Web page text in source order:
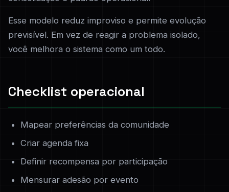
Esse modelo reduz improviso e permite evolução
previsível. Em vez de reagir a problema isolado,
você melhora o sistema como um todo.
Checklist operacional
Mapear preferências da comunidade
Criar agenda fixa
Definir recompensa por participação
Mensurar adesão por evento